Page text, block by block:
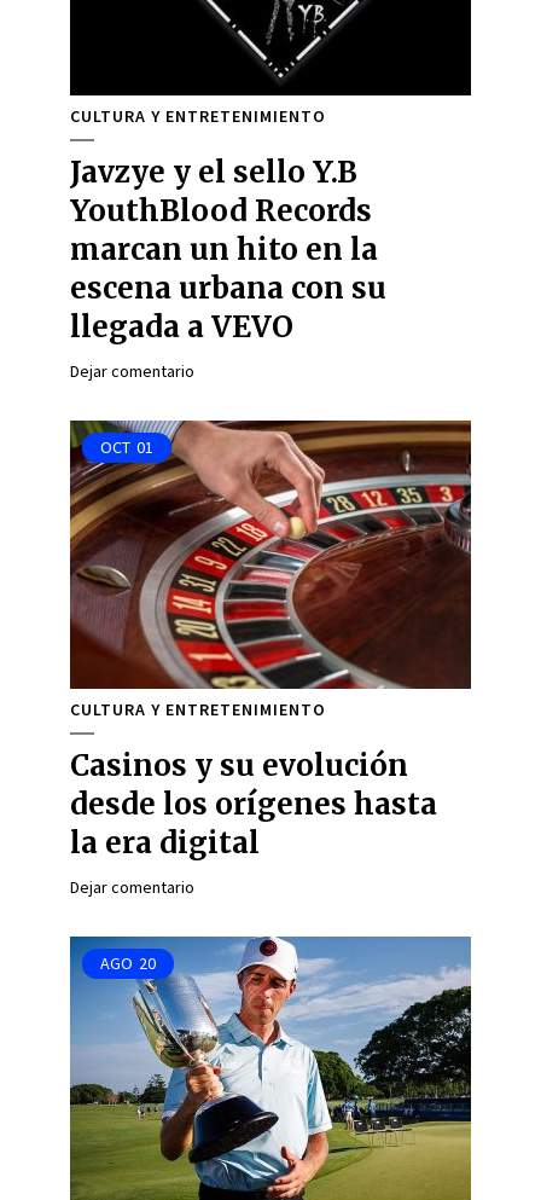
CULTURA Y ENTRETENIMIENTO
Javzye y el sello Y.B
YouthBlood Records
marcan un hito en la
escena urbana con su
llegada a VEVO
Dejar comentario
OCT 01
CULTURA Y ENTRETENIMIENTO
Casinos y su evolución
desde los orígenes hasta
la era digital
Dejar comentario
AGO 20